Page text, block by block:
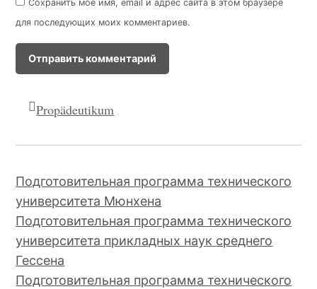
Сохранить моё имя, email и адрес сайта в этом браузере
для последующих моих комментариев.
Propädeutikum
Подготовительная программа технического
университета Мюнхена
Подготовительная программа технического
университета прикладных наук среднего
Гессена
Подготовительная программа технического